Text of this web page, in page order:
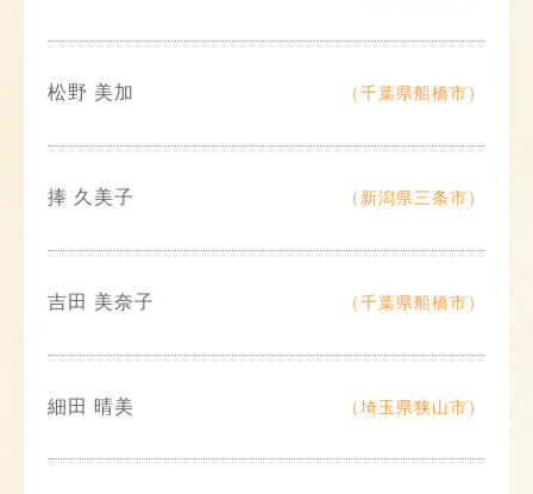
松野 美加 （千葉県船橋市）
捧 久美子 （新潟県三条市）
吉田 美奈子 （千葉県船橋市）
細田 晴美 （埼玉県狭山市）